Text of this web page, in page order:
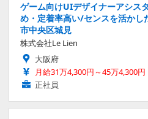
ゲーム向けUIデザイナーアシス
め・定着率高い/センスを活かし
市中央区城見
株式会社Le Lien
大阪府
月給31万4,300円～45万4,300円
正社員